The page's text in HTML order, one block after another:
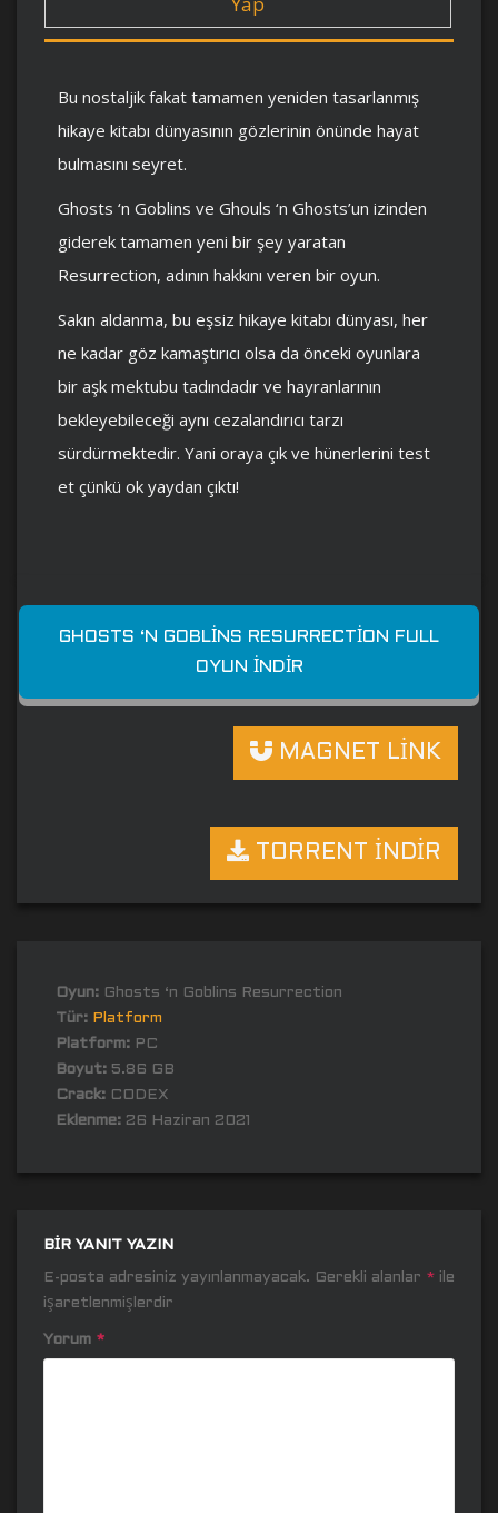
Bu nostaljik fakat tamamen yeniden tasarlanmış
hikaye kitabı dünyasının gözlerinin önünde hayat
bulmasını seyret.
Ghosts ‘n Goblins ve Ghouls ‘n Ghosts’un izinden
giderek tamamen yeni bir şey yaratan
Resurrection, adının hakkını veren bir oyun.
Sakın aldanma, bu eşsiz hikaye kitabı dünyası, her
ne kadar göz kamaştırıcı olsa da önceki oyunlara
bir aşk mektubu tadındadır ve hayranlarının
bekleyebileceği aynı cezalandırıcı tarzı
sürdürmektedir. Yani oraya çık ve hünerlerini test
et çünkü ok yaydan çıktı!
GHOSTS ‘N GOBLINS RESURRECTION FULL
OYUN İNDIR
MAGNET LİNK
TORRENT İNDİR
Oyun: Ghosts ‘n Goblins Resurrection
Tür: Platform
Platform: PC
Boyut: 5.86 GB
Crack: CODEX
Eklenme: 26 Haziran 2021
BIR YANIT YAZIN
E-posta adresiniz yayınlanmayacak. Gerekli alanlar * ile
işaretlenmişlerdir
Yorum *